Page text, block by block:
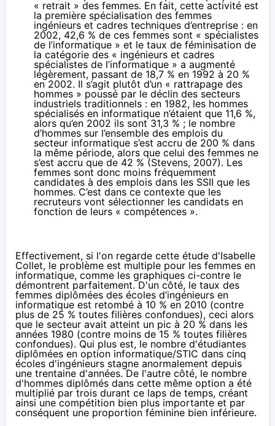
« retrait » des femmes. En fait, cette activité est
la première spécialisation des femmes
ingénieurs et cadres techniques d’entreprise : en
2002, 42,6 % de ces femmes sont « spécialistes
de l’informatique » et le taux de féminisation de
la catégorie des « ingénieurs et cadres
spécialistes de l’informatique » a augmenté
légèrement, passant de 18,7 % en 1992 à 20 %
en 2002. Il s’agit plutôt d’un « rattrapage des
hommes » poussé par le déclin des secteurs
industriels traditionnels : en 1982, les hommes
spécialisés en informatique n’étaient que 11,6 %,
alors qu’en 2002 ils sont 31,3 % ; le nombre
d’hommes sur l’ensemble des emplois du
secteur informatique s’est accru de 200 % dans
la même période, alors que celui des femmes ne
s’est accru que de 42 % (Stevens, 2007). Les
femmes sont donc moins fréquemment
candidates à des emplois dans les SSII que les
hommes. C’est dans ce contexte que les
recruteurs vont sélectionner les candidats en
fonction de leurs « compétences ».
Effectivement, si l'on regarde cette étude d'Isabelle
Collet, le problème est multiple pour les femmes en
informatique, comme les graphiques ci-contre le
démontrent parfaitement. D'un côté, le taux des
femmes diplômées des écoles d’ingénieurs en
informatique est retombé à 10 % en 2010 (contre
plus de 25 % toutes filières confondues), ceci alors
que le secteur avait atteint un pic à 20 % dans les
années 1980 (contre moins de 15 % toutes filières
confondues). Qui plus est, le nombre d'étudiantes
diplômées en option informatique/STIC dans cinq
écoles d'ingénieurs stagne anormalement depuis
une trentaine d'années. De l'autre côté, le nombre
d'hommes diplômés dans cette même option a été
multiplié par trois durant ce laps de temps, créant
ainsi une compétition bien plus importante et par
conséquent une proportion féminine bien inférieure.